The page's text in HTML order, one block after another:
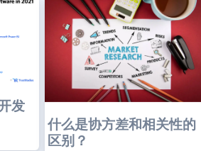
发
什么是协方差和相关性的
区别？